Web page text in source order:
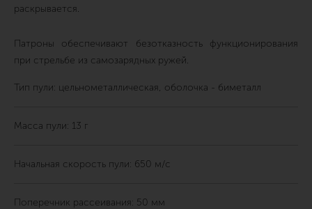
раскрывается.
Патроны обеспечивают безотказность функционирования
при стрельбе из самозарядных ружей.
Тип пули: цельнометаллическая, оболочка - биметалл
Масса пули: 13 г
Начальная скорость пули: 650 м/с
Поперечник рассеивания: 50 мм